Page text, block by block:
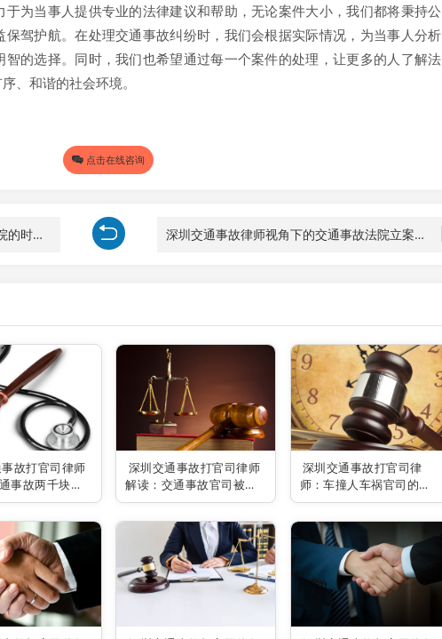
于为当事人提供专业的法律建议和帮助，无论案件大小，我们都将秉持公
驾护航。在处理交通事故纠纷时，我们会根据实际情况，为当事人分析
的选择。同时，我们也希望通过每一个案件的处理，让更多的人了解法
、和谐的社会环境。
点击在线咨询
深圳交通事故律师视角：交通事故到法院的时长探究 深圳交通事故律师视角下的交通事故法院立案流程解析
故打官司律师
事故两千块钱
官司
深圳交通事故打官司律师
解读：交通事故官司被告
是否需要请律师
深圳交通事故打官司律
师：车撞人车祸官司的应
对之道